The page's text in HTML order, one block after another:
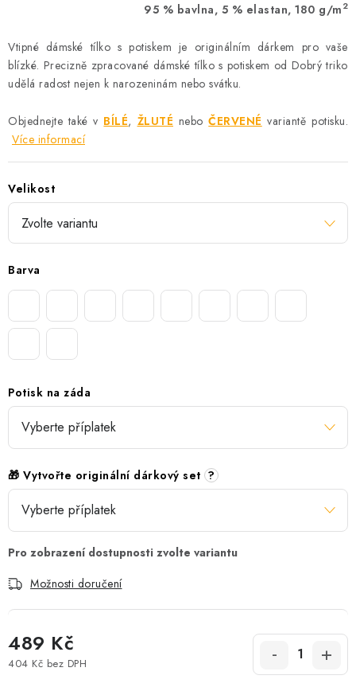
95 % bavlna, 5 % elastan, 180 g/m 2
Vtipné dámské tílko s potiskem je originálním dárkem pro vaše
blízké. Precizně zpracované dámské tílko s potiskem od Dobrý triko
udělá radost nejen k narozeninám nebo svátku.
Objednejte také v BÍLÉ, ŽLUTÉ neboČERVENÉ variantě potisku.
Více informací
Velikost
Barva
Potisk na záda
🎁 Vytvořte originální dárkový set ?
Možnosti doručení
489 Kč
404 Kč bez DPH